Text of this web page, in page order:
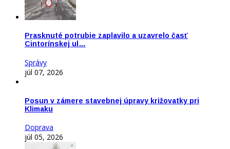
Prasknuté potrubie zaplavilo a uzavrelo časť
Cintorínskej ul…
Správy
júl 07, 2026
Posun v zámere stavebnej úpravy križovatky pri
Klimaku
Doprava
júl 05, 2026